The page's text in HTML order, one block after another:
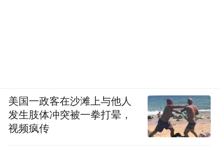
美国一政客在沙滩上与他人
发生肢体冲突被一拳打晕，
视频疯传